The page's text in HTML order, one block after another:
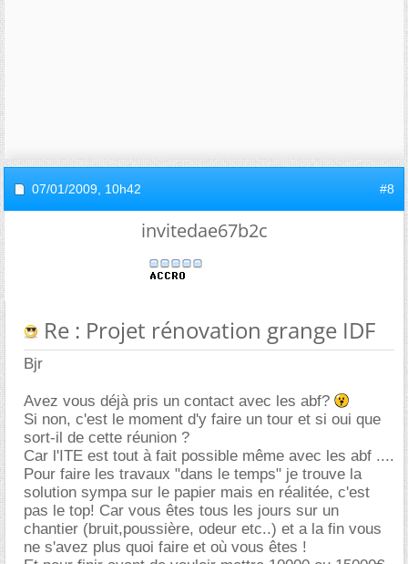
07/01/2009, 10h42 #8
invitedae67b2c
Re : Projet rénovation grange IDF
Bjr
Avez vous déjà pris un contact avec les abf?
Si non, c'est le moment d'y faire un tour et si oui que
sort-il de cette réunion ?
Car l'ITE est tout à fait possible même avec les abf ....
Pour faire les travaux "dans le temps" je trouve la
solution sympa sur le papier mais en réalitée, c'est
pas le top! Car vous êtes tous les jours sur un
chantier (bruit,poussière, odeur etc..) et a la fin vous
ne s'avez plus quoi faire et où vous êtes !